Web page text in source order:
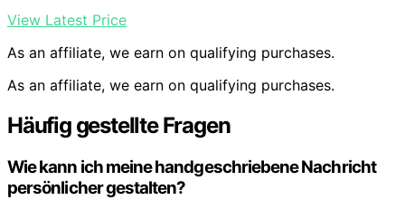
View Latest Price
As an affiliate, we earn on qualifying purchases.
As an affiliate, we earn on qualifying purchases.
Häufig gestellte Fragen
Wie kann ich meine handgeschriebene Nachricht
persönlicher gestalten?